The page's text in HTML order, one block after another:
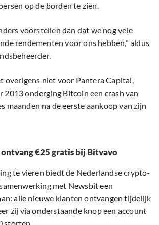
op de borden te zien.
voorstellen dan dat we nog vele
rendementen voor ons hebben,” aldus
overigens niet voor Pantera Capital,
2013 onderging Bitcoin een crash van
maanden na de eerste aankoop van zijn
€25 gratis bij Bitvavo
te vieren biedt de Nederlandse crypto-
met Newsbit een
alle nieuwe klanten ontvangen tijdelijk
zij via onderstaande knop een account